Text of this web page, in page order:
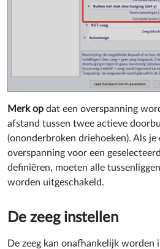
Merk op dat een overspanning
afstand tussen twee actieve
(ononderbroken driehoeken). Als je
overspanning voor een
definiëren, moeten alle
worden uitgeschakeld.
De zeeg instellen
De zeeg kan onafhankelijk worden